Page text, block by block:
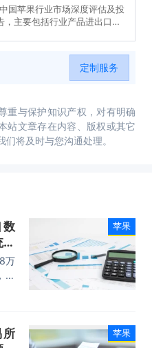
国苹果行业市场深度评估及投
，主要包括行业产品进出口市
定制服务
重与保护知识产权，对有明确
站文章存在内容、版权或其它
将及时与您沟通处理。
万
出
苹果
苹果